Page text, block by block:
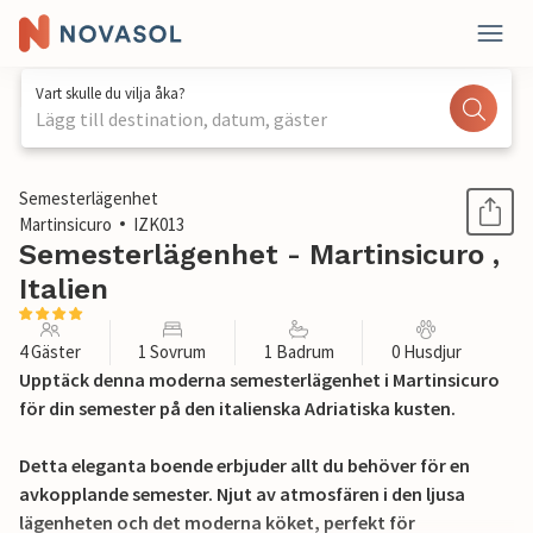
Vart skulle du vilja åka?
Lägg till destination, datum, gäster
1 / 15
Semesterlägenhet
Martinsicuro
IZK013
Semesterlägenhet - Martinsicuro ,
Italien
4 Gäster 1 Sovrum 1 Badrum 0 Husdjur
Upptäck denna moderna semesterlägenhet i Martinsicuro
för din semester på den italienska Adriatiska kusten.
Detta eleganta boende erbjuder allt du behöver för en
avkopplande semester. Njut av atmosfären i den ljusa
lägenheten och det moderna köket, perfekt för